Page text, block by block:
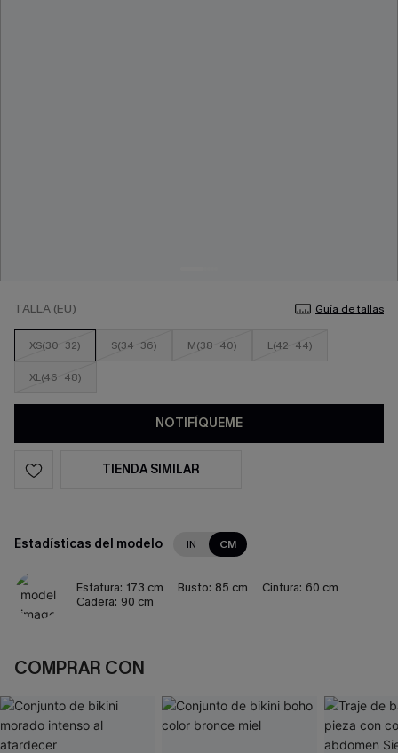
TALLA (EU) Guía de tallas
XS(30-32) S(34-36) M(38-40) L(42-44)
XL(46-48)
NOTIFÍQUEME
TIENDA SIMILAR
Estadísticas del modelo IN CM
Estatura: 173 cm Busto: 85 cm Cintura: 60 cm
Cadera: 90 cm
COMPRAR CON